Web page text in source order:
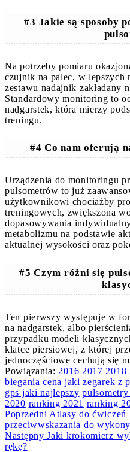
#3 Jakie są sposoby
Na potrzeby pomiaru
czujnik na palec, w lepszych
zestawu nadajnik zakładany
Standardowy monitoring to
nadgarstek, która mierzy
treningu.
#4 Co nam oferują
Urządzenia do monitoringu
pulsometrów to już
użytkownikowi chociażby
treningowych, zwiększona
dopasowywania
metabolizmu na podstawie
aktualnej wysokości oraz
#5 Czym różni się
Ten pierwszy występuje w
na nadgarstek, albo
przypadku modeli
klatce piersiowej, z której
jednoczęściowe cechują się
Powiązania: 2016 2017 2018
biegania cena jaki zegarek z
gps jaki najlepszy
2020 ranking 2021 ranking
Continue
Reading
Poprzedni Atlasy do ćwiczeń
przeciwwskazania do
Następny Jaki krokomierz
rękę?